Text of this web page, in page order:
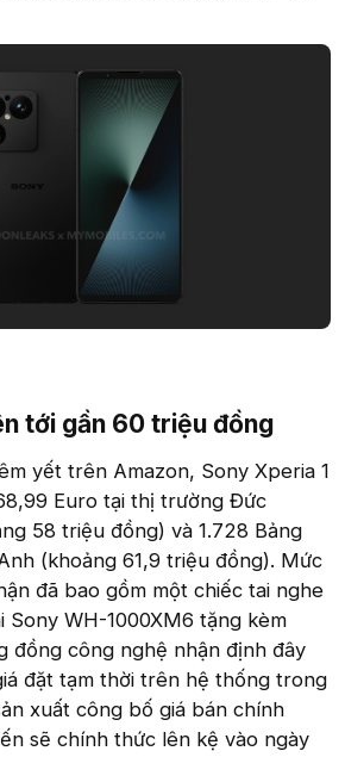
tới gần 60 triệu đồng​
yết trên Amazon, Sony Xperia 1
Euro tại thị trường Đức
58 triệu đồng) và 1.728 Bảng
(khoảng 61,9 triệu đồng). Mức
đã bao gồm một chiếc tai nghe
Sony WH-1000XM6 tặng kèm
đồng công nghệ nhận định đây
đặt tạm thời trên hệ thống trong
xuất công bố giá bán chính
sẽ chính thức lên kệ vào ngày